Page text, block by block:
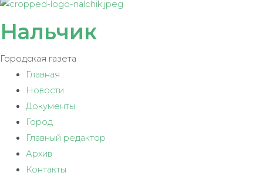
Нальчик
Городская газета
Главная
Новости
Документы
Город
Главный редактор
Архив
Контакты